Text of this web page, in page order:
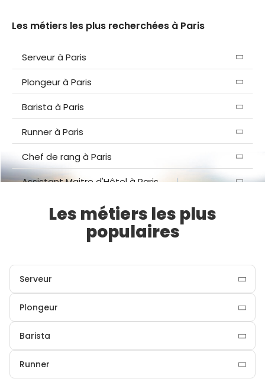
Les métiers les plus recherchées à Paris
Serveur à Paris
Plongeur à Paris
Barista à Paris
Runner à Paris
Chef de rang à Paris
Assistant Maitre d'Hôtel à Paris
Voir plusLes métiers les plus
populaires
Serveur
Plongeur
Barista
Runner